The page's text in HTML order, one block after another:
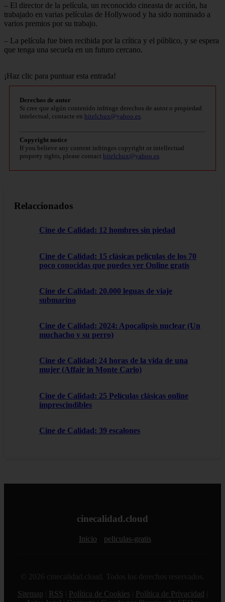
– El director de la película, un reconocido cineasta de acción, ha
trabajado en varias películas de Hollywood y ha sido nominado a
varios premios por su trabajo.
– La película fue bien recibida por la crítica y el público, y se espera
que tenga una secuela en un futuro cercano.
¡Haz clic para puntuar esta entrada!
Derechos de autor
Si cree que algún contenido infringe derechos de autor o propiedad
intelectual, contacte en bitelchux@yahoo.es
Copyright notice
If you believe any content infringes copyright or intellectual
property rights, please contact bitelchux@yahoo.es
Relaccionados
Cine de Calidad: 12 hombres sin piedad
Cine de Calidad: 15 clásicas películas de los 70
poco conocidas que puedes ver Online gratis
Cine de Calidad: 20.000 leguas de viaje
submarino
Cine de Calidad: 2024: Apocalipsis nuclear (Un
muchacho y su perro)
Cine de Calidad: 24 horas de la vida de una
mujer (Affair in Monte Carlo)
Cine de Calidad: 25 Películas clásicas online
imprescindibles
Cine de Calidad: 39 escalones
cinecalidad.cloud
Inicio peliculas-gratis
© 2026 cinecalidad.cloud. Todos los derechos reservados.
Sitemap
RSS Política de Cookies Política de Privacidad